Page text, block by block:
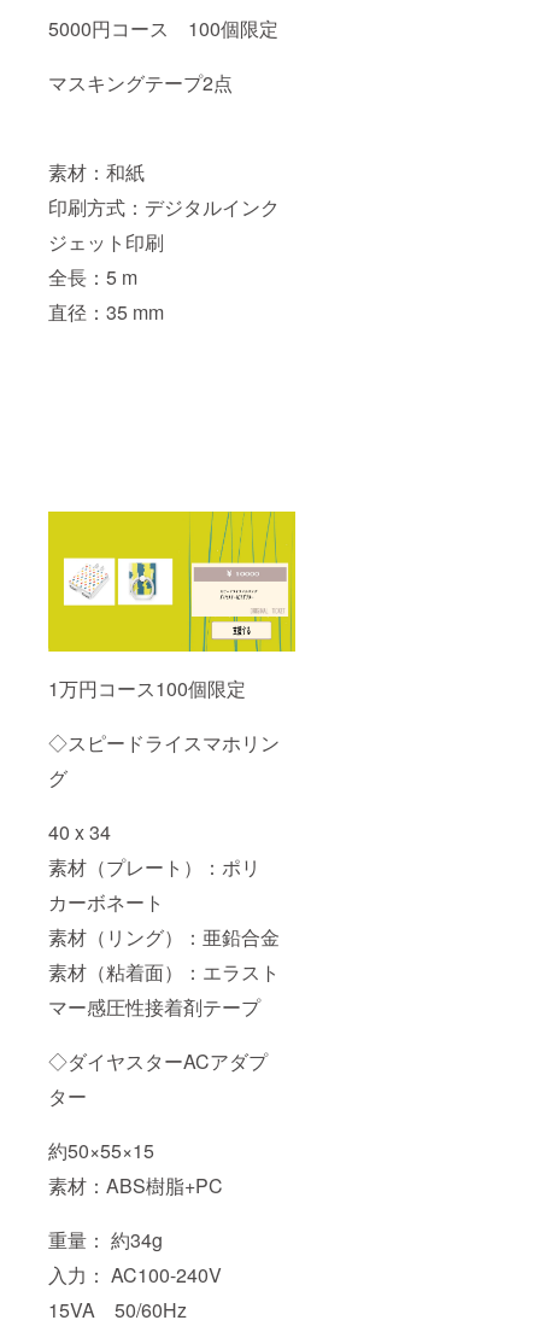
5000円コース 100個限定
マスキングテープ2点
素材：和紙
印刷方式：デジタルインク
ジェット印刷
全長：5 m
直径：35 mm
1万円コース100個限定
◇スピードライスマホリン
グ
40 x 34
素材（プレート）：ポリ
カーボネート
素材（リング）：亜鉛合金
素材（粘着面）：エラスト
マー感圧性接着剤テープ
◇ダイヤスターACアダプ
ター
約50×55×15
素材：ABS樹脂+PC
重量： 約34g
入力： AC100-240V
15VA 50/60Hz